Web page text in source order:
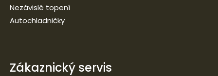
Nezávislé topení
Autochladničky
Zákaznický servis